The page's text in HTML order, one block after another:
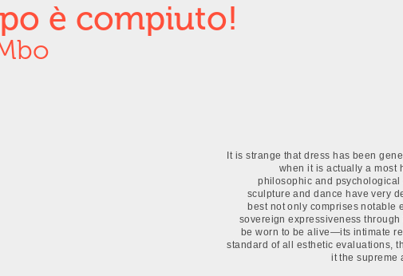
è compiuto!
It is strange that dress has been
when it is actually a most
philosophic and psychological
sculpture and dance have very
best not only comprises notable
sovereign expressiveness
be worn to be alive—its intimate
standard of all esthetic evaluations,
it the supreme